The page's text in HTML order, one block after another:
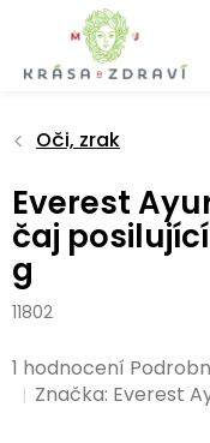
obsah
Oči, zrak
Everest
čaj
g
11802
Průměrné
hodnocení
1 hodnocení
Značka: Everest